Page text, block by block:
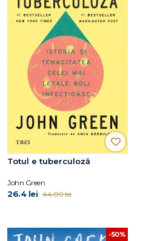
Totul e tuberculoză
John Green
26.4 lei 44.00 lei
-50%